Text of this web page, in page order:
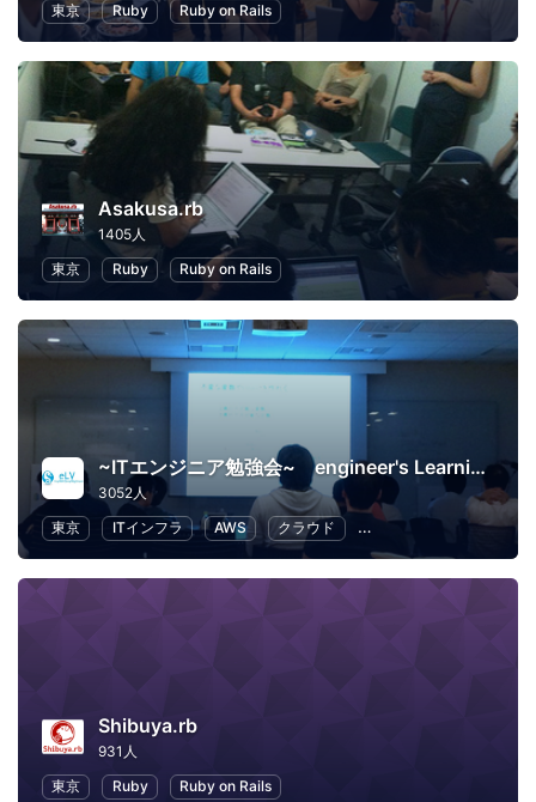
東京
Ruby Ruby on Rails
Asakusa.rb
1405人
東京
Ruby Ruby on Rails
~ITエンジニア勉強会~ engineer's Learning･Vesper
3052人
東京
ITインフラ AWS クラウド プログラミング Swift
Shibuya.rb
931人
東京
Ruby Ruby on Rails